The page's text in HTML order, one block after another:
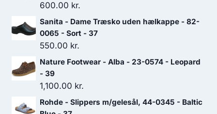
600.00 kr.
Sanita - Dame Træsko uden hælkappe - 82-
0065 - Sort - 37
550.00 kr.
Nature Footwear - Alba - 23-0574 - Leopard
- 39
1,100.00 kr.
Rohde - Slippers m/gelesål, 44-0345 - Baltic